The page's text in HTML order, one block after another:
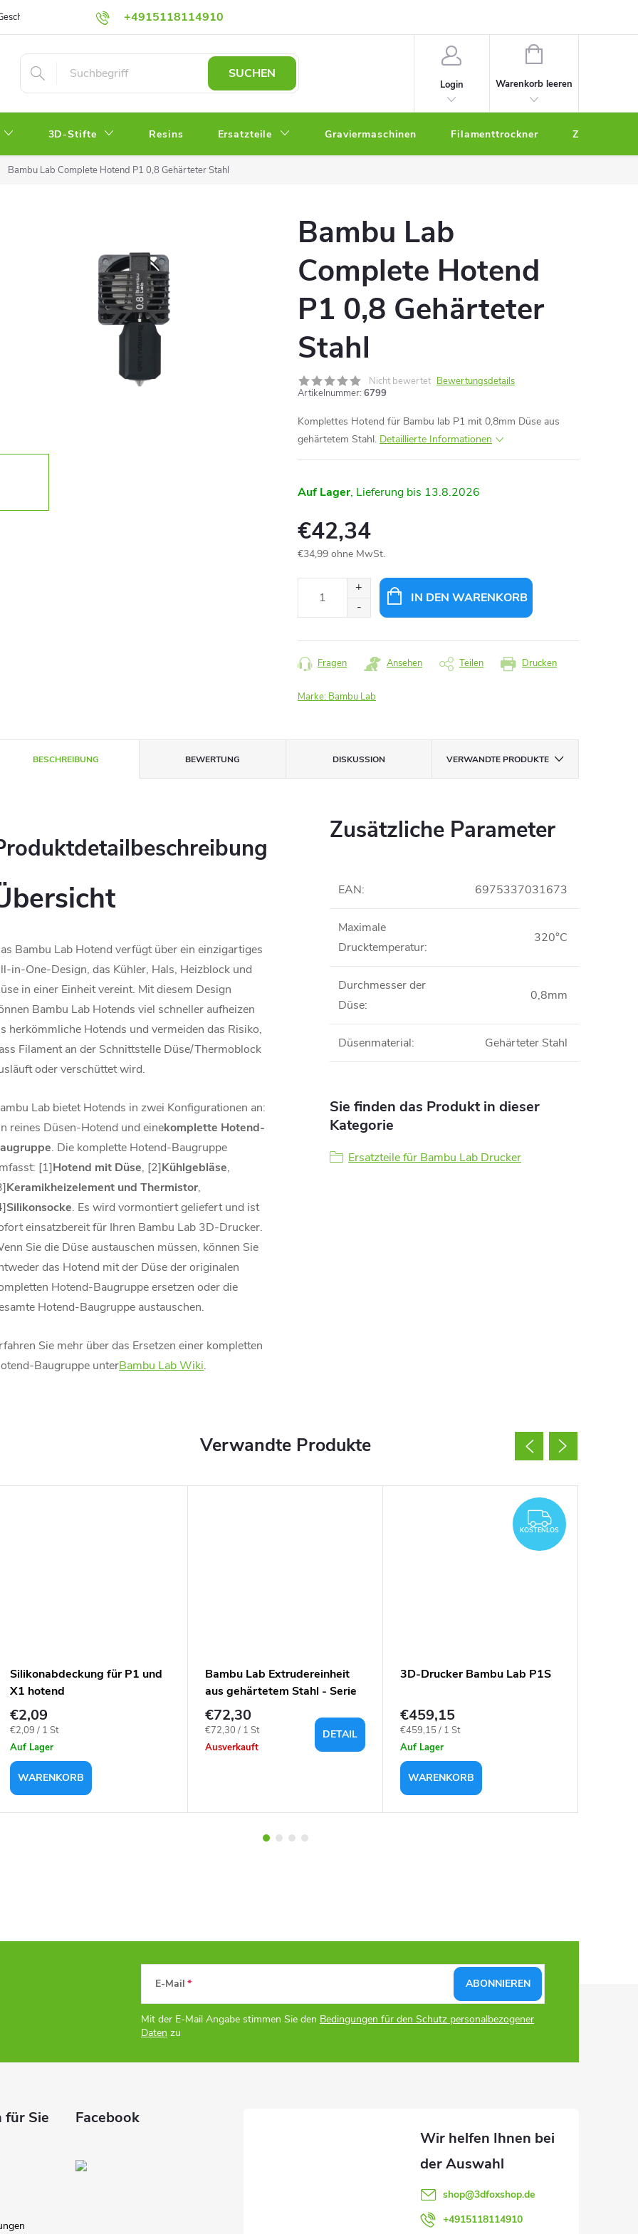
+4915118114910
shop@3dfoxshop.de
Schutz personenbezogener Daten
SUCHEN
Login
WARENKORB
Warenkorb leeren
3D-Stifte Resins Ersatzteile Graviermaschinen Filamenttrockner Zubehör
Bambu Lab Complete Hotend P1 0,8 Gehärteter Stahl
Bambu Lab
Complete Hotend
P1 0,8 Gehärteter
Stahl
Nicht bewertet Bewertungsdetails
Artikelnummer: 6799
Komplettes Hotend für Bambu lab P1 mit 0,8mm Düse aus
gehärtetem Stahl. Detaillierte Informationen
Auf Lager 13.8.2026
€42,34
€34,99 ohne MwSt.
IN DEN WARENKORB
Drucken
Fragen Ansehen Teilen
Marke: Bambu Lab
BESCHREIBUNG BEWERTUNG DISKUSSION VERWANDTE PRODUKTE
Bambu Lab Hotend verfügt über ein einzigartiges
in-One-Design, das Kühler, Hals, Heizblock und
in einer Einheit vereint. Mit diesem Design
Bambu Lab Hotends viel schneller aufheizen
herkömmliche Hotends und vermeiden das Risiko,
Filament an der Schnittstelle Düse/Thermoblock
oder verschüttet wird.
Lab bietet Hotends in zwei Konfigurationen an:
reines Düsen-Hotend und einekomplette Hotend-
. Die komplette Hotend-Baugruppe
[1]Hotend mit Düse, [2]Kühlgebläse,
Keramikheizelement und Thermistor,
Silikonsocke. Es wird vormontiert geliefert und ist
einsatzbereit für Ihren Bambu Lab 3D-Drucker.
Sie die Düse austauschen müssen, können Sie
das Hotend mit der Düse der originalen
Hotend-Baugruppe ersetzen oder die
Hotend-Baugruppe austauschen.
Sie mehr über das Ersetzen einer kompletten
Baugruppe unterBambu Lab Wiki.
Zusätzliche Parameter
EAN: 6975337031673
Maximale
Drucktemperatur:
320°C
Durchmesser der
Düse:
0,8mm
Düsenmaterial: Gehärteter Stahl
Sie finden das Produkt in dieser
Kategorie
Ersatzteile für Bambu Lab Drucker
Verwandte Produkte
Silikonabdeckung für P1 und
X1 hotend
€2,09
Verkaufspreis:
€2,09 / 1 St
Auf Lager
WARENKORB
Bambu Lab Extrudereinheit
aus gehärtetem Stahl - Serie
X1
€72,30
Verkaufspreis:
€72,30 / 1 St
Ausverkauft
DETAIL
KOSTENLOS
3D-Drucker Bambu Lab P1S
€459,15
Verkaufspreis:
€459,15 / 1 St
Auf Lager
WARENKORB
E-Mail
Mit der E-Mail Angabe stimmen Sie den Bedingungen für den Schutz personalbezogener
Daten zu
ABONNIEREN
für Sie Facebook
shop@3dfoxshop.de
+4915118114910